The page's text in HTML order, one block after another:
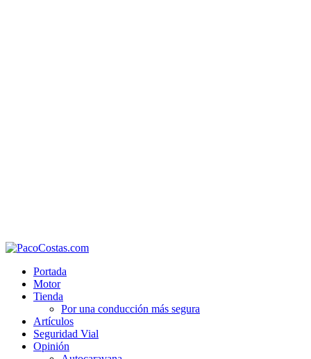
Portada
Motor
Tienda
Por una conducción más segura
Artículos
Seguridad Vial
Opinión